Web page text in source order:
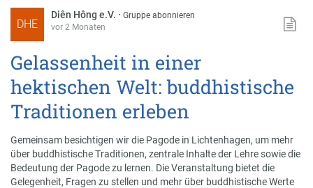
DHE
Diên Hông e.V. ·Gruppe abonnieren
vor 2 Monaten
Gelassenheit in einer
hektischen Welt: buddhistische
Traditionen erleben
Gemeinsam besichtigen wir die Pagode in Lichtenhagen, um mehr
über buddhistische Traditionen, zentrale Inhalte der Lehre sowie die
Bedeutung der Pagode zu lernen. Die Veranstaltung bietet die
Gelegenheit, Fragen zu stellen und mehr über buddhistische Werte